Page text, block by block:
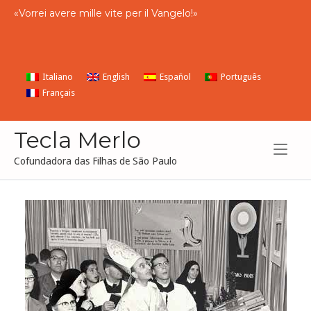
«Vorrei avere mille vite per il Vangelo!»
Italiano English Español
Português
Français
Tecla Merlo
Cofundadora das Filhas de São Paulo